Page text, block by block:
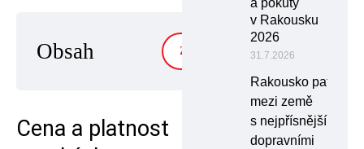
Obsah ZOBRAZIT
Cena a platnost
a pokuty
v Rakousku
2026
31.7.2026
Rakousko patří
mezi země
s nejpřísnějšími
dopravními